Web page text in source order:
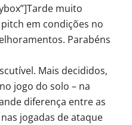
muito
em condições no
Parabéns
Mais decididos,
jogo do solo – na
diferença entre as
jogadas de ataque